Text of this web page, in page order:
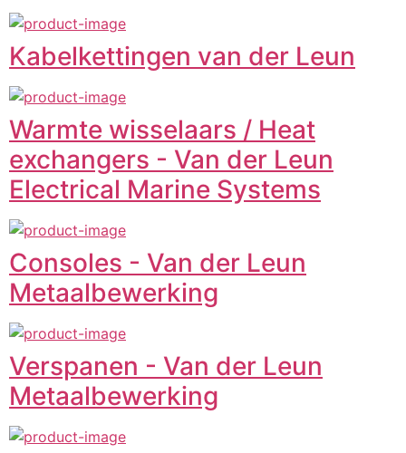
Kabelkettingen van der Leun
Warmte wisselaars / Heat
exchangers - Van der Leun
Electrical Marine Systems
Consoles - Van der Leun
Metaalbewerking
Verspanen - Van der Leun
Metaalbewerking